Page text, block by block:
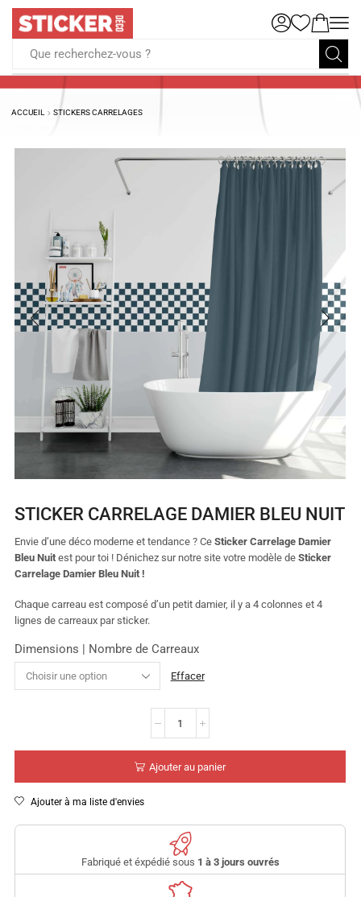
Que recherchez-vous ?
ACCUEIL STICKERS CARRELAGES
STICKER CARRELAGE DAMIER BLEU NUIT
Envie d’une déco moderne et tendance ? Ce Sticker Carrelage Damier
Bleu Nuit est pour toi ! Dénichez sur notre site votre modèle de Sticker
Carrelage Damier Bleu Nuit !
Chaque carreau est composé d’un petit damier, il y a 4 colonnes et 4
lignes de carreaux par sticker.
Dimensions | Nombre de Carreaux
Effacer
Ajouter au panier
Ajouter à ma liste d'envies
Fabriqué et éxpédié sous 1 à 3 jours ouvrés